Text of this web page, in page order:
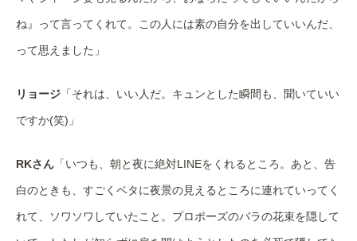
ね』って言ってくれて。この人には素の自分を出していいんだ、
って思えました」
リョージ 「それは、いい人だ。キュンとした瞬間も、聞いていい
ですか(笑)」
RKさん 「いつも、朝と夜に絶対LINEをくれるところ。あと、告
白のときも、すごくベタに夜景の見えるところに連れていってく
れて、ソワソワしていたこと。プロポーズのバラの花束を隠して